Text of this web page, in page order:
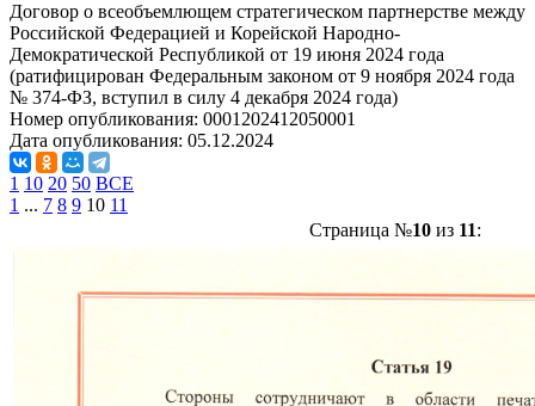
Договор о всеобъемлющем стратегическом партнерстве между
Российской Федерацией и Корейской Народно-
Демократической Республикой от 19 июня 2024 года
(ратифицирован Федеральным законом от 9 ноября 2024 года
№ 374-ФЗ, вступил в силу 4 декабря 2024 года)
Номер опубликования: 0001202412050001
Дата опубликования: 05.12.2024
1 10 20 50 ВСЕ
1 ... 7 8 9 10 11
Страница №10 из 11: